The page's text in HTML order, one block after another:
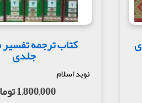
جلدی
نوید اسلام
1,800,000 تومان